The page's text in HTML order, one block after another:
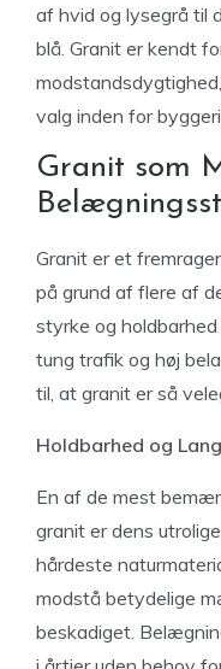
af hvid og lysegrå til
blå. Granit er kendt
valg inden for
Granit som
Granit er et
på grund af flere af
styrke og
tung trafik og høj
til, at granit er så
Holdbarhed og
En af de mest
granit er dens
hårdeste
modstå betydelige
beskadiget.